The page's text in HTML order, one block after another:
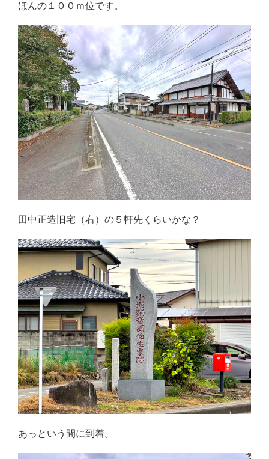
ほんの１００ｍ位です。
田中正造旧宅（右）の５軒先くらいかな？
あっという間に到着。